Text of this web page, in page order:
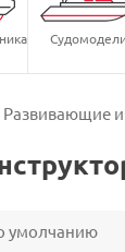
Развивающие
умолчанию